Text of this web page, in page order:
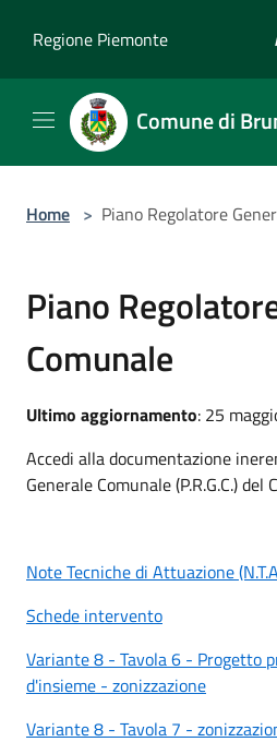
Regione Piemonte
Comune di
Home > Piano Regolatore
Piano
Comunale
Ultimo aggiornamento: 25
Accedi alla documentazione
Generale Comunale (P.R.G.C.)
Note Tecniche di Attuazione
Schede intervento
Variante 8 - Tavola 6 - Progetto
d'insieme - zonizzazione
Variante 8 - Tavola 7 -